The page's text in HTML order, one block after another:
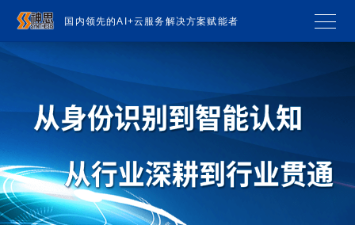
国内领先的AI+云服务解决方案赋能者